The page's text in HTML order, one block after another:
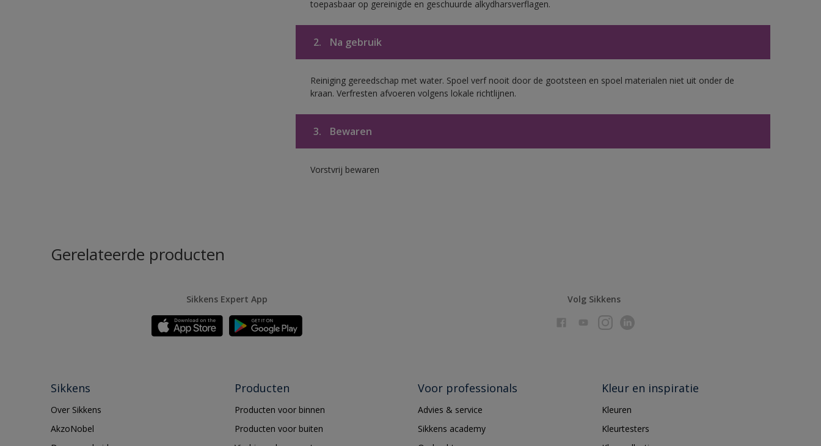
toepasbaar op gereinigde en geschuurde alkydharsverflagen.
2. Na gebruik
Reiniging gereedschap met water. Spoel verf nooit door de gootsteen en spoel materialen niet uit onder de
kraan. Verfresten afvoeren volgens lokale richtlijnen.
3. Bewaren
Vorstvrij bewaren
Gerelateerde producten
Sikkens Expert App Volg Sikkens
Sikkens
Over Sikkens
AkzoNobel
Producten
Producten voor binnen
Producten voor buiten
Voor professionals
Advies & service
Sikkens academy
Kleur en inspiratie
Kleuren
Kleurtesters